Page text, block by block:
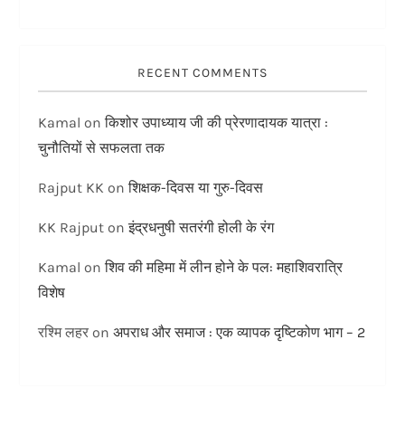
RECENT COMMENTS
Kamal onकिशोर उपाध्याय जी की प्रेरणादायक यात्रा :
चुनौतियों से सफलता तक
Rajput KK onशिक्षक-दिवस या गुरु-दिवस
KK Rajput onइंद्रधनुषी सतरंगी होली के रंग
Kamal onशिव की महिमा में लीन होने के पल: महाशिवरात्रि
विशेष
रश्मि लहर onअपराध और समाज : एक व्यापक दृष्टिकोण भाग – 2